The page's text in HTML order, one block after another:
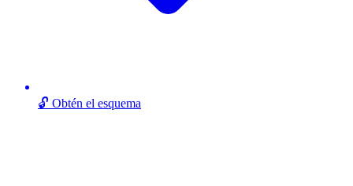
🔓 Obtén el esquema